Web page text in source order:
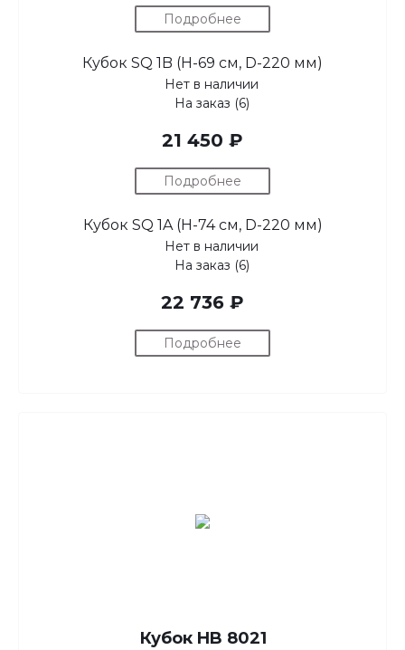
Подробнее
Кубок SQ 1B (H-69 см, D-220 мм)
Нет в наличии
На заказ (6)
21 450 ₽
Подробнее
Кубок SQ 1A (H-74 см, D-220 мм)
Нет в наличии
На заказ (6)
22 736 ₽
Подробнее
Кубок HB 8021